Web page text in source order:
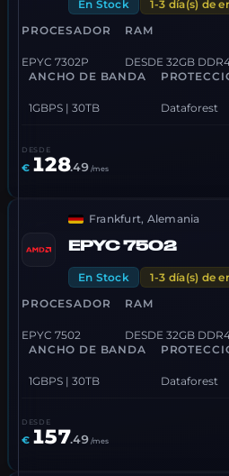
En Stock
1-3 día(s) de
PROCESADOR
EPYC 7302P
RAM
DESDE 32GB
ANCHO DE BANDA
1GBPS | 30TB Dataforest
DESDE
€ 128.49 /mes
Frankfurt, Alemania
EPYC 7502
En Stock
1-3 día(s) de
PROCESADOR
EPYC 7502
RAM
DESDE 32GB
ANCHO DE BANDA
1GBPS | 30TB Dataforest
DESDE
€ 157.49 /mes